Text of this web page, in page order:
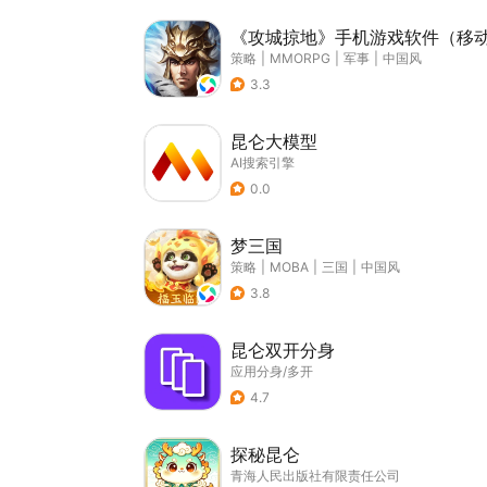
《攻城掠地》手机游戏软件（移
策略 MMORPG 军事
中国风
3.3
昆仑大模型
AI搜索引擎
0.0
梦三国
策略 MOBA 三国
中国风
3.8
昆仑双开分身
应用分身/多开
4.7
探秘昆仑
青海人民出版社有限责任公司